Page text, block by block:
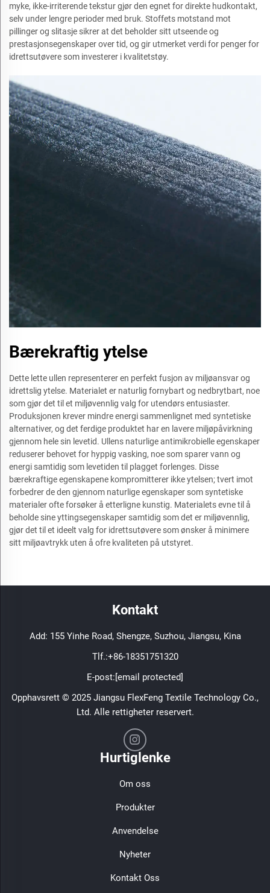
myke, ikke-irriterende tekstur gjør den egnet for direkte hudkontakt,
selv under lengre perioder med bruk. Stoffets motstand mot
pillinger og slitasje sikrer at det beholder sitt utseende og
prestasjonsegenskaper over tid, og gir utmerket verdi for penger for
idrettsutøvere som investerer i kvalitetstøy.
Bærekraftig ytelse
Dette lette ullen representerer en perfekt fusjon av miljøansvar og
idrettslig ytelse. Materialet er naturlig fornybart og nedbrytbart, noe
som gjør det til et miljøvennlig valg for utendørs entusiaster.
Produksjonen krever mindre energi sammenlignet med syntetiske
alternativer, og det ferdige produktet har en lavere miljøpåvirkning
gjennom hele sin levetid. Ullens naturlige antimikrobielle egenskaper
reduserer behovet for hyppig vasking, noe som sparer vann og
energi samtidig som levetiden til plagget forlenges. Disse
bærekraftige egenskapene kompromitterer ikke ytelsen; tvert imot
forbedrer de den gjennom naturlige egenskaper som syntetiske
materialer ofte forsøker å etterligne kunstig. Materialets evne til å
beholde sine yttingsegenskaper samtidig som det er miljøvennlig,
gjør det til et ideelt valg for idrettsutøvere som ønsker å minimere
sitt miljøavtrykk uten å ofre kvaliteten på utstyret.
Kontakt
Add: 155 Yinhe Road, Shengze, Suzhou, Jiangsu, Kina
Tlf.:+86-18351751320
E-post:[email protected]
Opphavsrett © 2025 Jiangsu FlexFeng Textile Technology Co.,
Ltd. Alle rettigheter reservert.
Hurtiglenke
Om oss
Produkter
Anvendelse
Nyheter
Kontakt Oss